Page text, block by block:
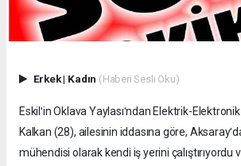
Erkek| Kadın (Haberi Sesli Oku)
Eskilʹin Oklava Yaylasıʹndan Elektrik-
Kalkan (28), ailesinin iddasına göre,
mühendisi olarak kendi iş yerini çalıştırıyordu